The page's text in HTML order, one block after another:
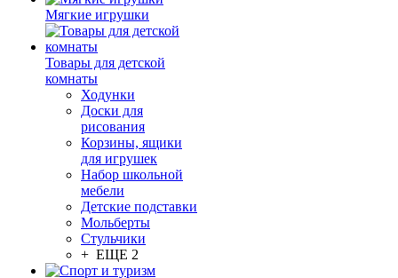
Мягкие игрушки
Товары для детской
комнаты
Ходунки
Доски для
рисования
Корзины, ящики
для игрушек
Набор школьной
мебели
Детские подставки
Мольберты
Стульчики
+ ЕЩЕ 2